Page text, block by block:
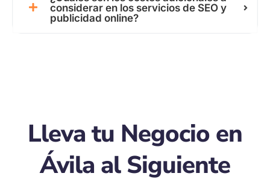
considerar en los servicios de SEO y
publicidad online?
Lleva tu Negocio en
Ávila al Siguiente